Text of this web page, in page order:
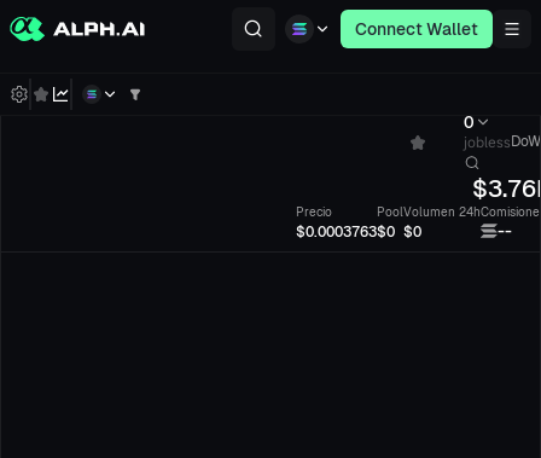
Connect Wallet
0
jobless
$
Precio
$0.0003763
Pool
$0
Volumen 24h
$0 --